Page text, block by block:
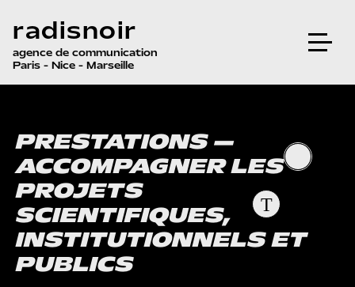
radisnoir
agence de communication
Paris - Nice - Marseille
PRESTATIONS —
ACCOMPAGNER LES
PROJETS
SCIENTIFIQUES,
INSTITUTIONNELS ET
PUBLICS